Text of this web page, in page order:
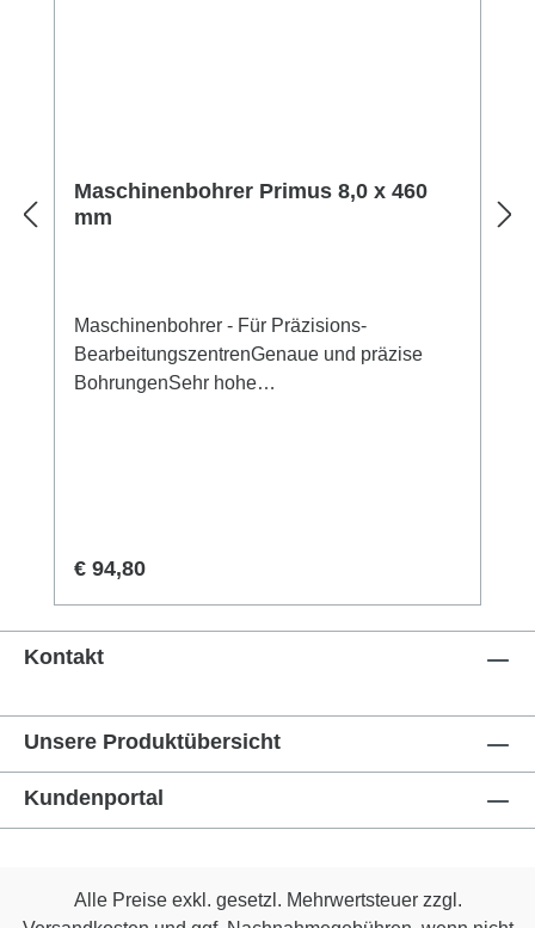
Maschinenbohrer Primus 8,0 x 460
mm
Maschinenbohrer - Für Präzisions-
BearbeitungszentrenGenaue und präzise
BohrungenSehr hohe
HolzartenKeinerlei Abweichung des
BohrersPassend für Bohrfutter
(Rundschaft)
Regulärer Preis:
€ 94,80
Kontakt
Unsere Produktübersicht
Kundenportal
Alle Preise exkl. gesetzl. Mehrwertsteuer zzgl.